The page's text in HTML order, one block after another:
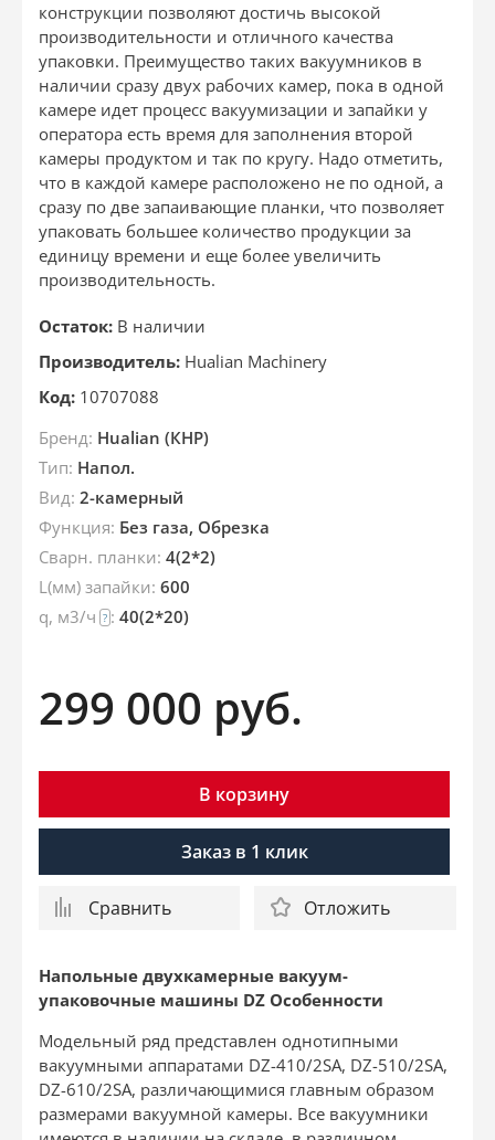
конструкции позволяют достичь высокой
производительности и отличного качества
упаковки. Преимущество таких вакуумников в
наличии сразу двух рабочих камер, пока в одной
камере идет процесс вакуумизации и запайки у
оператора есть время для заполнения второй
камеры продуктом и так по кругу. Надо отметить,
что в каждой камере расположено не по одной, а
сразу по две запаивающие планки, что позволяет
упаковать большее количество продукции за
единицу времени и еще более увеличить
производительность.
Остаток: В наличии
Производитель: Hualian Machinery
Код: 10707088
Бренд: Hualian (КНР)
Тип: Напол.
Вид: 2-камерный
Функция: Без газа, Обрезка
Сварн. планки: 4(2*2)
L(мм) запайки: 600
q, м3/ч ? : 40(2*20)
299 000 руб.
В корзину
Заказ в 1 клик
Сравнить Отложить
Напольные двухкамерные вакуум-
упаковочные машины DZ Особенности
Модельный ряд представлен однотипными
вакуумными аппаратами DZ-410/2SA, DZ-510/2SA,
DZ-610/2SA, различающимися главным образом
размерами вакуумной камеры. Все вакуумники